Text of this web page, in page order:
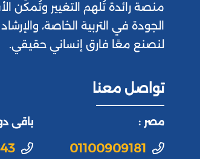
منصة رائدة تُلهم التغيير وتُمكِّن
الجودة في التربية الخاصة،
لنصنع معًا فارق إنساني حقيقي.
تواصل معنا
مصر :
01100909181
باقى